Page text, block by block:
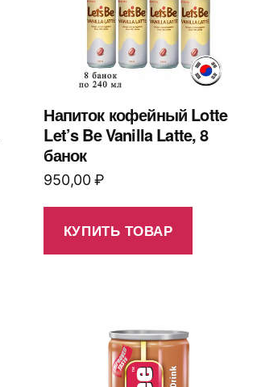
Напиток кофейный Lotte
Let’s Be Vanilla Latte, 8
банок
950,00₽
КУПИТЬ ТОВАР